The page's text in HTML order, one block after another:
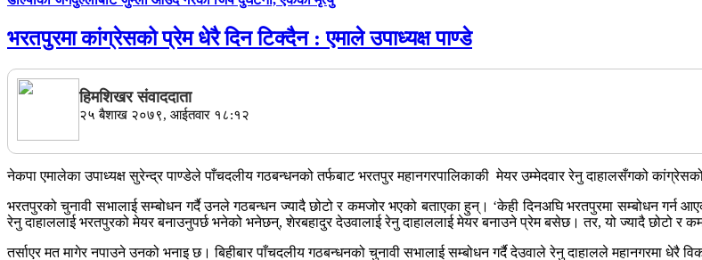
भरतपुरमा कांग्रेसको प्रेम धेरै दिन टिक्दैन : एमाले उपाध्यक्ष पाण्डे
हिमशिखर संवाददाता
२५ बैशाख २०७९, आईतवार १८:१२
नेकपा एमालेका उपाध्यक्ष सुरेन्द्र पाण्डेले पाँचदलीय गठबन्धनको तर्फबाट भरतपुर महानगरपालिकाकी मेयर उम्मेदवार रेनु दाहालसँगको
भरतपुरको चुनावी सभालाई सम्बोधन गर्दै उनले गठबन्धन ज्यादै छोटो र कमजोर भएको बताएका हुन्। ‘केही दिनअघि भरतपुरमा सम्बोधन गर्न
रेनु दाहाललाई भरतपुरको मेयर बनाउनुपर्छ भनेको भनेछन्, शेरबहादुर देउवालाई रेनु दाहाललाई मेयर बनाउने प्रेम बसेछ। तर, यो ज्यादै छोटो र
तर्साएर मत मागेर नपाउने उनको भनाइ छ। बिहीबार पाँचदलीय गठबन्धनको चुनावी सभालाई सम्बोधन गर्दै देउवाले रेनु दाहालले महानगरमा धेरै